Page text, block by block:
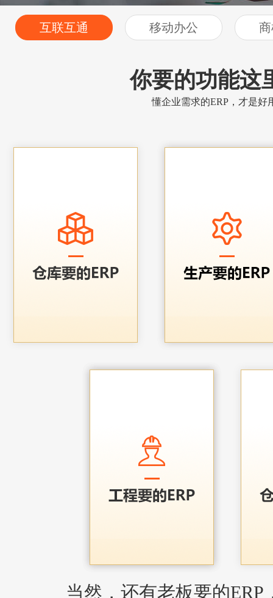
互联互通 移动办公
你要的功能这
懂企业需求的ERP，才是好
当然，还有老板要的ERP